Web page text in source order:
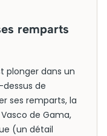
remparts
plonger dans un
de
ses remparts, la
de Gama,
(un détail